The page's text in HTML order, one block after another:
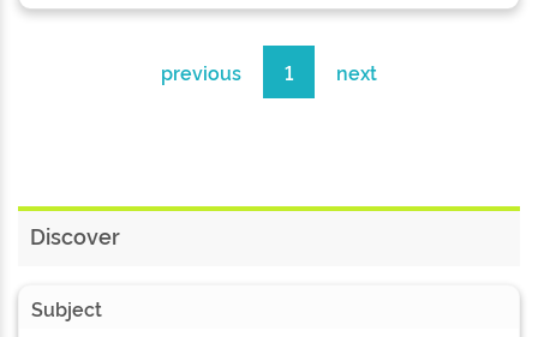
previous 1 next
Discover
Subject